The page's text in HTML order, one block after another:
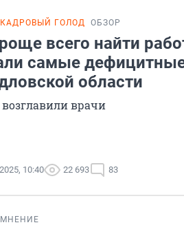
КАДРОВЫЙ ГОЛОД ОБЗОР
всего найти
самые
области
врачи
10:40 22 693 83
МНЕНИЕ